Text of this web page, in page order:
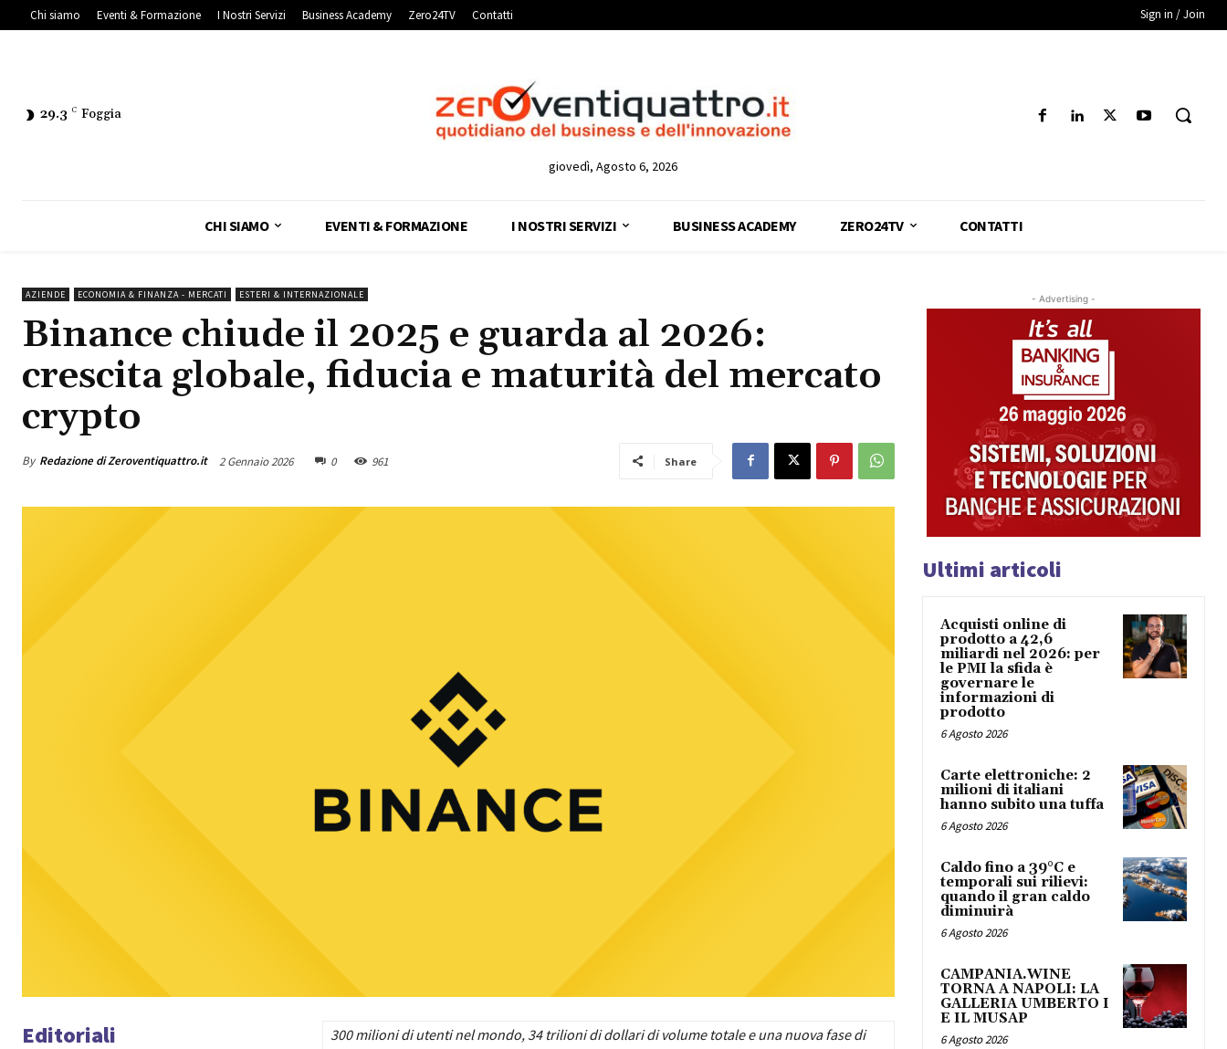
Chi siamo Eventi & Formazione I Nostri Servizi Business Academy Zero24TV Contatti Sign in / Join
29.3 C Foggia
giovedì, Agosto 6, 2026
CHI SIAMO EVENTI & FORMAZIONE I NOSTRI SERVIZI BUSINESS ACADEMY ZERO24TV CONTATTI
AZIENDE ECONOMIA & FINANZA - MERCATI ESTERI & INTERNAZIONALE
Binance chiude il 2025 e guarda al 2026:
crescita globale, fiducia e maturità del mercato
crypto
By Redazione di Zeroventiquattro.it 2 Gennaio 2026 0 961 Share
Editoriali
300 milioni di utenti nel mondo, 34 trilioni di dollari di volume totale e una nuova fase di
- Advertising -
Ultimi articoli
Acquisti online di
prodotto a 42,6
miliardi nel 2026: per
le PMI la sfida è
governare le
informazioni di
prodotto
6 Agosto 2026
Carte elettroniche: 2
milioni di italiani
hanno subito una tuffa
6 Agosto 2026
Caldo fino a 39°C e
temporali sui rilievi:
quando il gran caldo
diminuirà
6 Agosto 2026
CAMPANIA.WINE
TORNA A NAPOLI: LA
GALLERIA UMBERTO I
E IL MUSAP
6 Agosto 2026